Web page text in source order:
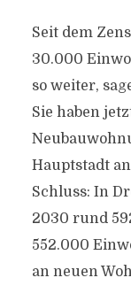
Seit dem
30.000
so weiter,
Sie haben
Hauptstadt
Schluss: In
2030 rund
552.000
an neuen